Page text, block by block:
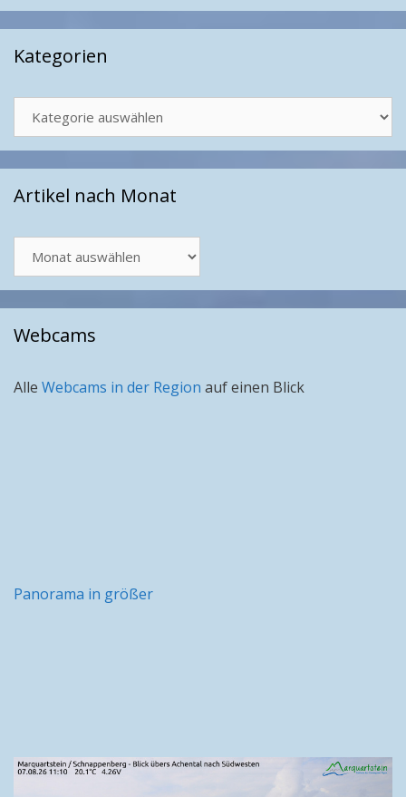
Kategorien
Artikel nach Monat
nach
Monat
Webcams
Alle Webcams in der Region auf einen Blick
Panorama in größer